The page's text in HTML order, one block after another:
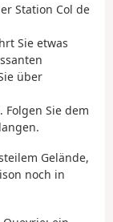
Station Col de
Sie etwas
über
Folgen Sie dem
Gelände,
noch in